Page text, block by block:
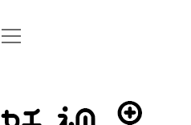
首页
关于
open